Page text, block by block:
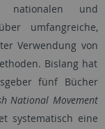
nationalen und
umfangreiche,
Verwendung von
Bislang hat
fünf Bücher
National Movement
systematisch eine